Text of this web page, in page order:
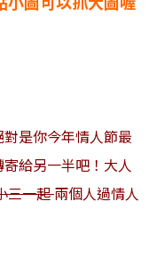
是你今年情人節最
給另一半吧！大人
三一起兩個人過情人